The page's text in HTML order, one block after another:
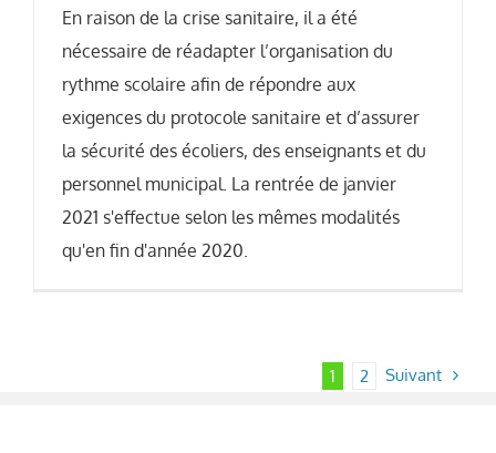
En raison de la crise sanitaire, il a été
nécessaire de réadapter l’organisation du
rythme scolaire afin de répondre aux
exigences du protocole sanitaire et d’assurer
la sécurité des écoliers, des enseignants et du
personnel municipal. La rentrée de janvier
2021 s'effectue selon les mêmes modalités
qu'en fin d'année 2020.
1 2 Suivant